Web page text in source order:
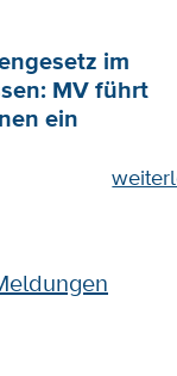
im
MV führt
ein